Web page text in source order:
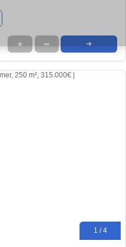
★ ➦ ➜
1 / 4